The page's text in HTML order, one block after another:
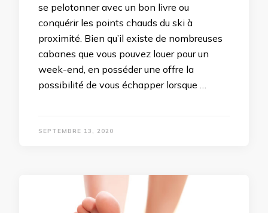
se pelotonner avec un bon livre ou
conquérir les points chauds du ski à
proximité. Bien qu’il existe de nombreuses
cabanes que vous pouvez louer pour un
week-end, en posséder une offre la
possibilité de vous échapper lorsque …
SEPTEMBRE 13, 2020